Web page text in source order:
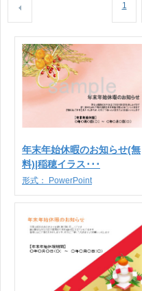
1
年末年始休暇のお知らせ(無
料)|稲穂イラス･･･
形式： PowerPoint